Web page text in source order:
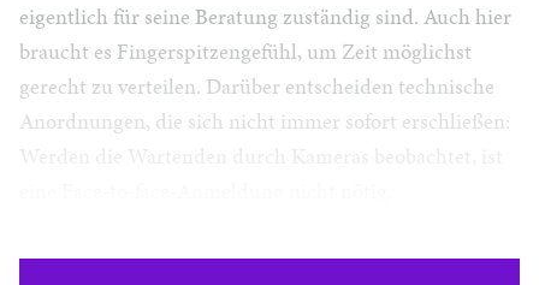
eigentlich für seine Beratung zuständig sind. Auch hier
braucht es Fingerspitzengefühl, um Zeit möglichst
gerecht zu verteilen. Darüber entscheiden technische
Anordnungen, die sich nicht immer sofort erschließen: